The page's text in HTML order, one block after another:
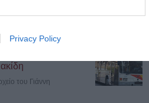
Privacy Policy
ημέρα των
του Γιάννη